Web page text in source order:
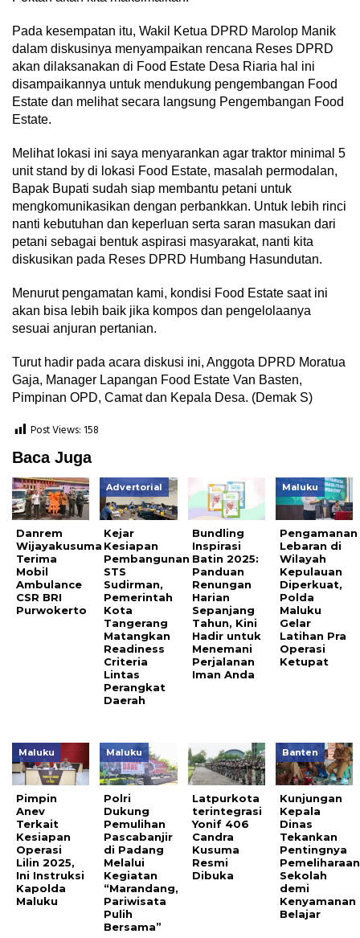
Pada kesempatan itu, Wakil Ketua DPRD Marolop Manik
dalam diskusinya menyampaikan rencana Reses DPRD
akan dilaksanakan di Food Estate Desa Riaria hal ini
disampaikannya untuk mendukung pengembangan Food
Estate dan melihat secara langsung Pengembangan Food
Estate.
Melihat lokasi ini saya menyarankan agar traktor minimal 5
unit stand by di lokasi Food Estate, masalah permodalan,
Bapak Bupati sudah siap membantu petani untuk
mengkomunikasikan dengan perbankkan. Untuk lebih rinci
nanti kebutuhan dan keperluan serta saran masukan dari
petani sebagai bentuk aspirasi masyarakat, nanti kita
diskusikan pada Reses DPRD Humbang Hasundutan.
Menurut pengamatan kami, kondisi Food Estate saat ini
akan bisa lebih baik jika kompos dan pengelolaanya
sesuai anjuran pertanian.
Turut hadir pada acara diskusi ini, Anggota DPRD Moratua
Gaja, Manager Lapangan Food Estate Van Basten,
Pimpinan OPD, Camat dan Kepala Desa. (Demak S)
Post Views: 158
Baca Juga
Danrem
Wijayakusuma
Terima
Mobil
Ambulance
CSR BRI
Purwokerto
Advertorial
Kejar
Kesiapan
Pembangunan
STS
Sudirman,
Pemerintah
Kota
Tangerang
Matangkan
Readiness
Criteria
Lintas
Perangkat
Daerah
Bundling
Inspirasi
Batin 2025:
Panduan
Renungan
Harian
Sepanjang
Tahun, Kini
Hadir untuk
Menemani
Perjalanan
Iman Anda
Maluku
Pengamanan
Lebaran di
Wilayah
Kepulauan
Diperkuat,
Polda
Maluku
Gelar
Latihan Pra
Operasi
Ketupat
Maluku
Pimpin
Anev
Terkait
Kesiapan
Operasi
Lilin 2025,
Ini Instruksi
Kapolda
Maluku
Maluku
Polri
Dukung
Pemulihan
Pascabanjir
di Padang
Melalui
Kegiatan
“Marandang,
Pariwisata
Pulih
Bersama”
Latpurkota
terintegrasi
Yonif 406
Candra
Kusuma
Resmi
Dibuka
Banten
Kunjungan
Kepala
Dinas
Tekankan
Pentingnya
Pemeliharaan
Sekolah
demi
Kenyamanan
Belajar